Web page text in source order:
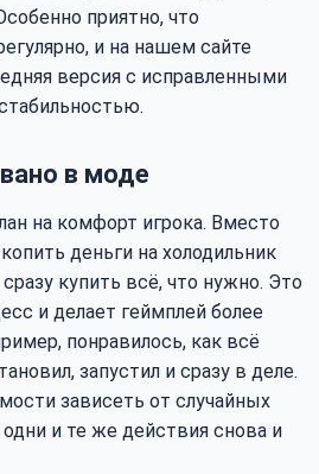
приятно, что
и на нашем сайте
версия с исправленными
в моде
на комфорт игрока. Вместо
деньги на холодильник
купить всё, что нужно. Это
и делает геймплей более
понравилось, как всё
запустил и сразу в деле.
зависеть от случайных
одни и те же действия снова и